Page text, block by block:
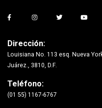
Dirección:
Louisiana No. 113 esq. Nueva
Juárez., 3810, D.F.
Teléfono:
(01 55) 1167-6767